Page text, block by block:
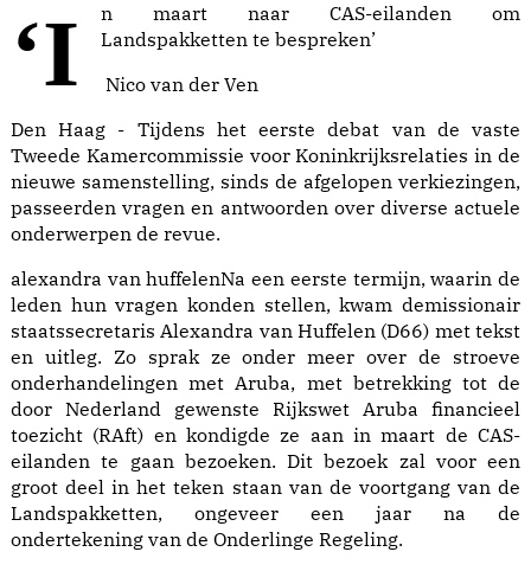
‘In maart naar CAS-eilanden om
Landspakketten te bespreken’
Nico van der Ven
Den Haag - Tijdens het eerste debat van de vaste
Tweede Kamercommissie voor Koninkrijksrelaties in de
nieuwe samenstelling, sinds de afgelopen verkiezingen,
passeerden vragen en antwoorden over diverse actuele
onderwerpen de revue.
alexandra van huffelenNa een eerste termijn, waarin de
leden hun vragen konden stellen, kwam demissionair
staatssecretaris Alexandra van Huffelen (D66) met tekst
en uitleg. Zo sprak ze onder meer over de stroeve
onderhandelingen met Aruba, met betrekking tot de
door Nederland gewenste Rijkswet Aruba financieel
toezicht (RAft) en kondigde ze aan in maart de CAS-
eilanden te gaan bezoeken. Dit bezoek zal voor een
groot deel in het teken staan van de voortgang van de
Landspakketten, ongeveer een jaar na de
ondertekening van de Onderlinge Regeling.